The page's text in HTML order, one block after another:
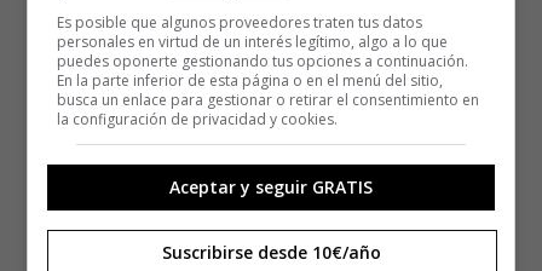
Es posible que algunos proveedores traten tus datos
personales en virtud de un interés legítimo, algo a lo que
puedes oponerte gestionando tus opciones a continuación.
En la parte inferior de esta página o en el menú del sitio,
busca un enlace para gestionar o retirar el consentimiento en
la configuración de privacidad y cookies.
Aceptar y seguir GRATIS
Suscribirse desde 10€/año